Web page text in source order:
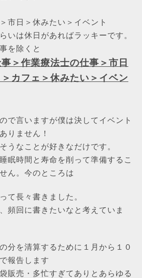
市日＞休みたい＞イベント
いは休日があればラッキーです。
を除くと
＞作業療法士の仕事＞市日
カフェ＞休みたい＞イベン
で言いますが僕は決してイベント
りません！
うなことが好きなだけです。
眠時間と寿命を削って準備するこ
ん。今のところは
て長々書きました。
頻回に書きたいなと考えていま
分を清算するために１月から１０
報告します
販売・多忙すぎてありとあらゆる